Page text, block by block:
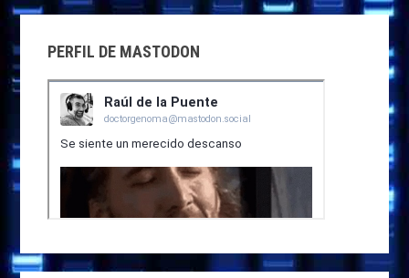
PERFIL DE MASTODON